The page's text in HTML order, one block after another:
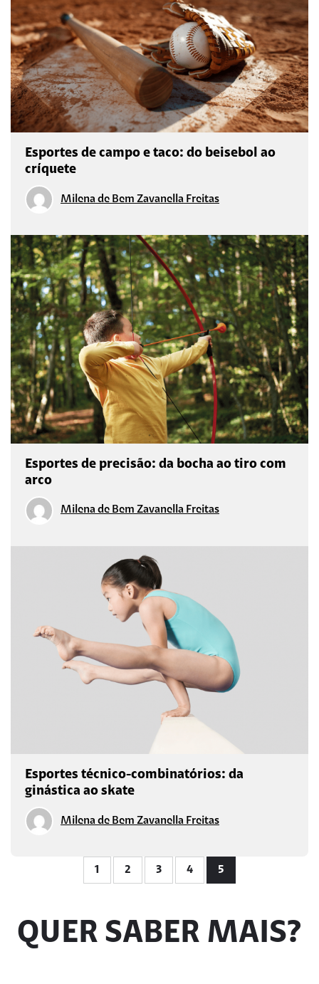
Esportes de campo e taco: do beisebol ao
críquete
Milena de Bem Zavanella Freitas
Esportes de precisão: da bocha ao tiro com
arco
Milena de Bem Zavanella Freitas
Esportes técnico-combinatórios: da
ginástica ao skate
Milena de Bem Zavanella Freitas
1 2 3 4 5
QUER SABER MAIS?